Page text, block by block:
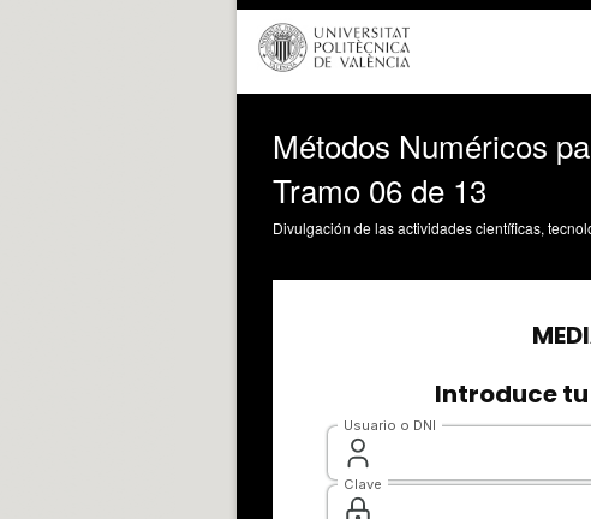
Métodos Numéricos
Tramo 06 de 13
Divulgación de las actividades científicas,